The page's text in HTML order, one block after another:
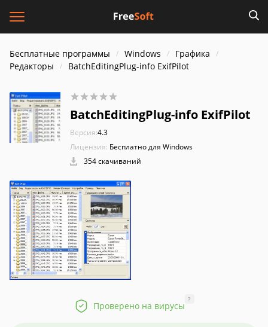
Бесплатные программы Windows
Графика
Редакторы
BatchEditingPlug-info ExifPilot
BatchEditingPlug-info ExifPilot
Версия:4.3
Лицензия: Бесплатно для Windows
354 скачиваний
Проверено на вирусы
?